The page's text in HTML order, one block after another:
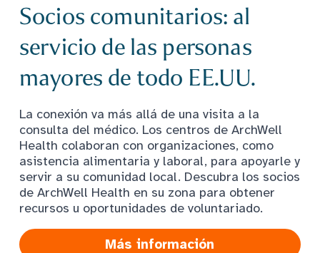
Socios comunitarios: al
servicio de las personas
mayores de todo EE.UU.
La conexión va más allá de una visita a la
consulta del médico. Los centros de ArchWell
Health colaboran con organizaciones, como
asistencia alimentaria y laboral, para apoyarle y
servir a su comunidad local. Descubra los socios
de ArchWell Health en su zona para obtener
recursos u oportunidades de voluntariado.
Más información